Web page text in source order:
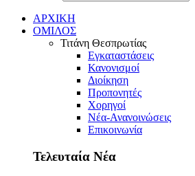
ΑΡΧΙΚΗ
ΟΜΙΛΟΣ
Τιτάνη Θεσπρωτίας
Εγκαταστάσεις
Κανονισμοί
Διοίκηση
Προπονητές
Χορηγοί
Νέα-Ανανοινώσεις
Επικοινωνία
Τελευταία Νέα